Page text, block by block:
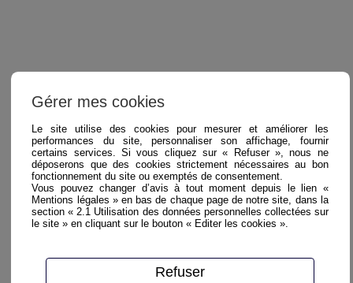
Gérer mes cookies
Le site utilise des cookies pour mesurer et améliorer les
performances du site, personnaliser son affichage, fournir
certains services. Si vous cliquez sur « Refuser », nous ne
déposerons que des cookies strictement nécessaires au bon
fonctionnement du site ou exemptés de consentement.
Vous pouvez changer d’avis à tout moment depuis le lien «
Mentions légales » en bas de chaque page de notre site, dans la
section « 2.1 Utilisation des données personnelles collectées sur
le site » en cliquant sur le bouton « Editer les cookies ».
Refuser